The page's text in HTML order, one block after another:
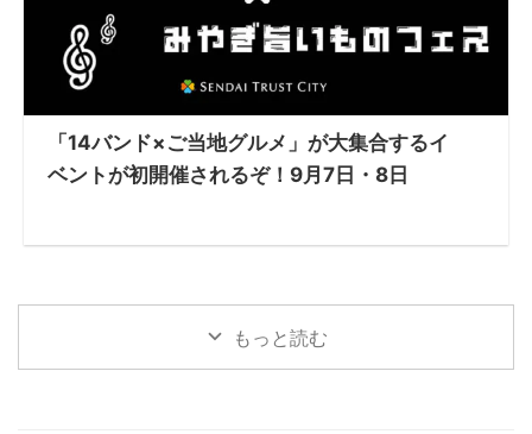
「14バンド×ご当地グルメ」が大集合するイ
ベントが初開催されるぞ！9月7日・8日
もっと読む